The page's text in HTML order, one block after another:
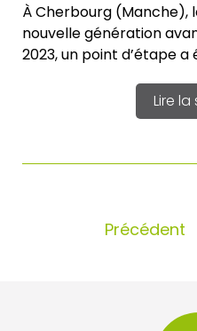
À Cherbourg (Manche),
nouvelle génération
2023, un point d’étape
Lire la
Précédent